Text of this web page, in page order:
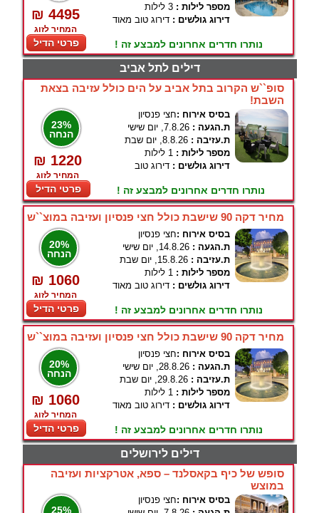
₪ 4495
המחיר לזוג
פרטי הדיל
מספר לילות : 3 לילות
דירוג גולשים : דירוג טוב מאוד
נותרו חדרים אחרונים למבצע זה !
דילים לתל אביב
סופ``ש הקרוב בתל אביב על הים כולל עזיבה בצאת
השבת!
23%
הנחה
₪ 1220
המחיר לזוג
פרטי הדיל
בסיס אירוח :חצי פנסיון
ת.הגעה : 7.8.26, יום שישי
ת.עזיבה : 8.8.26, יום שבת
מספר לילות : 1 לילות
דירוג גולשים : דירוג טוב
נותרו חדרים אחרונים למבצע זה !
מחיר דקה 90 שישבת כולל חצי פנסיון ועזיבה במוצ``ש
20%
הנחה
₪ 1060
המחיר לזוג
פרטי הדיל
בסיס אירוח :חצי פנסיון
ת.הגעה : 14.8.26, יום שישי
ת.עזיבה : 15.8.26, יום שבת
מספר לילות : 1 לילות
דירוג גולשים : דירוג טוב מאוד
נותרו חדרים אחרונים למבצע זה !
מחיר דקה 90 שישבת כולל חצי פנסיון ועזיבה במוצ``ש
20%
הנחה
₪ 1060
המחיר לזוג
פרטי הדיל
בסיס אירוח :חצי פנסיון
ת.הגעה : 28.8.26, יום שישי
ת.עזיבה : 29.8.26, יום שבת
מספר לילות : 1 לילות
דירוג גולשים : דירוג טוב מאוד
נותרו חדרים אחרונים למבצע זה !
דילים לירושלים
סופש של כיף בקאסלנד – ספא, אטרקציות ועזיבה
במוצש
25%
בסיס אירוח :חצי פנסיון